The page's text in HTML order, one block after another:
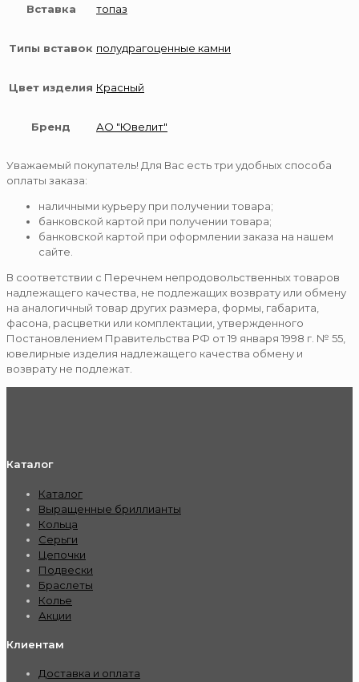
Вставка топаз
Типы вставок полудрагоценные камни
Цвет изделия Красный
Бренд АО "Ювелит"
Уважаемый покупатель! Для Вас есть три удобных способа
оплаты заказа:
наличными курьеру при получении товара;
банковской картой при получении товара;
банковской картой при оформлении заказа на нашем
сайте.
В соответствии с Перечнем непродовольственных товаров
надлежащего качества, не подлежащих возврату или обмену
на аналогичный товар других размера, формы, габарита,
фасона, расцветки или комплектации, утвержденного
Постановлением Правительства РФ от 19 января 1998 г. № 55,
ювелирные изделия надлежащего качества обмену и
возврату не подлежат.
Каталог
Каталог
Выращенные бриллианты
Кольца
Серьги
Цепочки
Подвески
Браслеты
Колье
Акции
Клиентам
Доставка и оплата